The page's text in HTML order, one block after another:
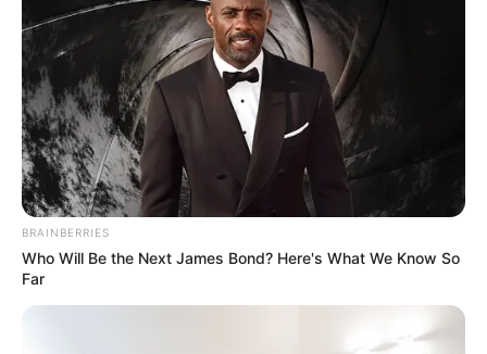
Les 12 coups de
midi : ce que pense
Jean-Luc
Reichmann depuis
le départ de
Cyprien sur TF1
BRAINBERRIES
Who Will Be the Next James Bond? Here's What We Know So
Far